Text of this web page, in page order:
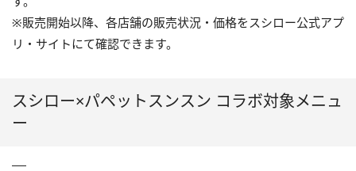
※販売開始以降、各店舗の販売状況・価格をスシロー公式アプ
リ・サイトにて確認できます。
スシロー×パペットスンスン コラボ対象メニュ
ー